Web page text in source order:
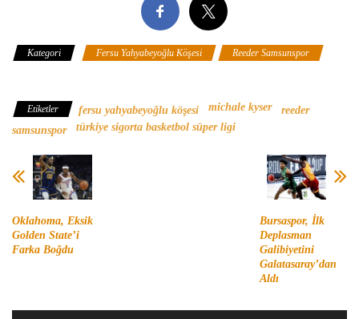
Kategori Fersu Yahyabeyoğlu Köşesi
Reeder Samsunspor
Etiketler fersu yahyabeyoğlu köşesi michale kyser
reeder
samsunspor
türkiye sigorta basketbol süper ligi
Oklahoma, Eksik
Golden State’i
Farka Boğdu
Bursaspor, İlk
Deplasman
Galibiyetini
Galatasaray’dan
Aldı